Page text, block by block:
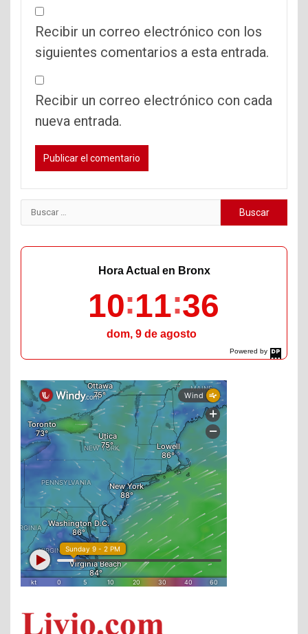
Recibir un correo electrónico con los
siguientes comentarios a esta entrada.
Recibir un correo electrónico con cada
nueva entrada.
Buscar:
Powered by
DaysPedia.com
Hora Actual en Bronx
10 11 38
dom, 9 de agosto